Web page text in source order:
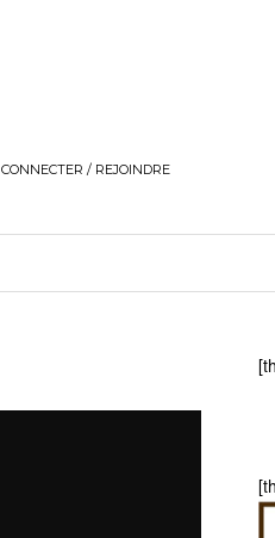
CONNECTER / REJOINDRE